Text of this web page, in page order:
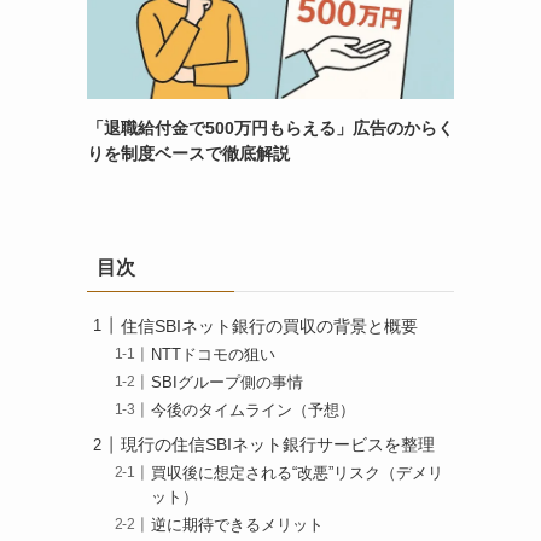
「退職給付金で500万円もらえる」広告のからく
りを制度ベースで徹底解説
目次
住信SBIネット銀行の買収の背景と概要
NTTドコモの狙い
SBIグループ側の事情
今後のタイムライン（予想）
現行の住信SBIネット銀行サービスを整理
買収後に想定される“改悪”リスク（デメリ
ット）
逆に期待できるメリット